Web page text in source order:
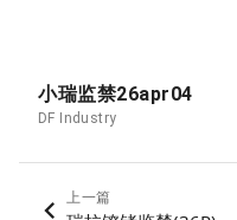
小瑞监禁26apr04
DF Industry
上一篇